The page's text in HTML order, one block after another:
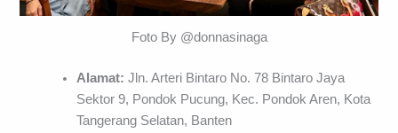
Foto By @donnasinaga
Alamat:Jln. Arteri Bintaro No. 78 Bintaro Jaya
Sektor 9, Pondok Pucung, Kec. Pondok Aren, Kota
Tangerang Selatan, Banten